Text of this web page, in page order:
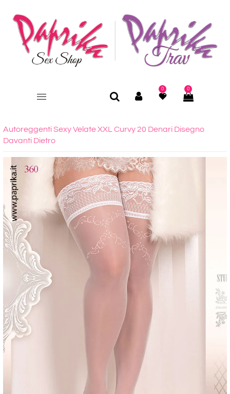
0 0
Autoreggenti Sexy Velate XXL Curvy 20 Denari Disegno
Davanti Dietro